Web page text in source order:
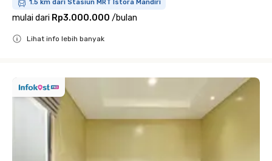
1.5 km dari Stasiun MRT Istora Mandiri
mulai dari Rp3.000.000 /bulan
Lihat info lebih banyak